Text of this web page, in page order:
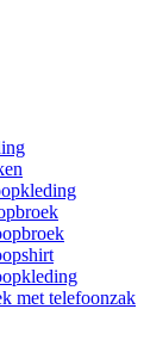
met telefoonzak